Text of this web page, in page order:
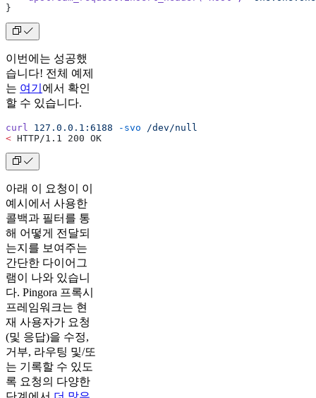
}
이번에는 성공했
습니다! 전체 예제
는 여기 에서 확인
할 수 있습니다.
curl 127.0.0.1:6188 -svo /dev/null
< HTTP/1.1 200 OK
아래 이 요청이 이
예시에서 사용한
콜백과 필터를 통
해 어떻게 전달되
는지를 보여주는
간단한 다이어그
램이 나와 있습니
다. Pingora 프록시
프레임워크는 현
재 사용자가 요청
(및 응답)을 수정,
거부, 라우팅 및/또
는 기록할 수 있도
록 요청의 다양한